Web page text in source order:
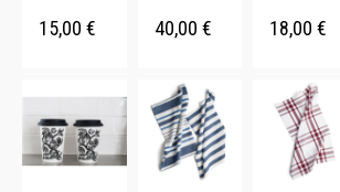
15,00 €
kpl. 100%
40,00 €
Lahjapuss
18,00 €